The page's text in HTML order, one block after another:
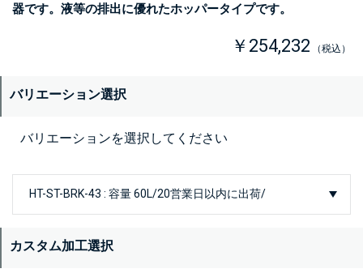
器です。液等の排出に優れたホッパータイプです。
￥254,232 （税込）
バリエーション選択
バリエーションを選択してください
カスタム加工選択